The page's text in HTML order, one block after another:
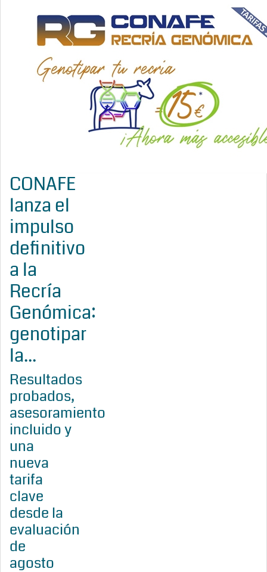
CONAFE
lanza el
impulso
definitivo
a la
Recría
Genómica:
genotipar
la...
Resultados
probados,
asesoramiento
incluido y
una
nueva
tarifa
clave
desde la
evaluación
de
agosto